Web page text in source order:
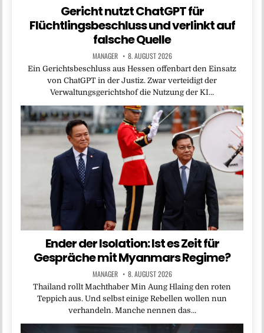
Gericht nutzt ChatGPT für
Flüchtlingsbeschluss und verlinkt auf
falsche Quelle
MANAGER 8. AUGUST 2026
Ein Gerichtsbeschluss aus Hessen offenbart den Einsatz
von ChatGPT in der Justiz. Zwar verteidigt der
Verwaltungsgerichtshof die Nutzung der KI…
Ender der Isolation: Ist es Zeit für
Gespräche mit Myanmars Regime?
MANAGER 8. AUGUST 2026
Thailand rollt Machthaber Min Aung Hlaing den roten
Teppich aus. Und selbst einige Rebellen wollen nun
verhandeln. Manche nennen das…